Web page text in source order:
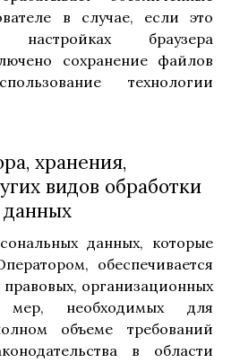
в случае, если это
браузера
сохранение файлов
технологии
хранения,
видов обработки
данных, которые
обеспечивается
организационных
мер, необходимых для
объеме требований
в области